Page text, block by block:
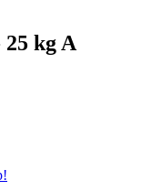
kg A